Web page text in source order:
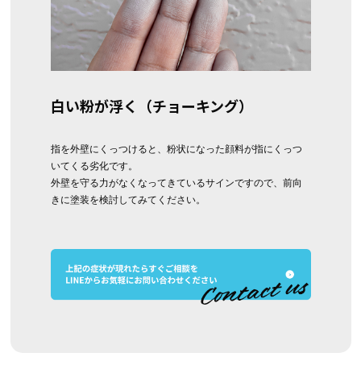
白い粉が浮く（チョーキング）
指を外壁にくっつけると、粉状になった顔料が指にくっつ
いてくる劣化です。
外壁を守る力がなくなってきているサインですので、前向
きに塗装を検討してみてください。